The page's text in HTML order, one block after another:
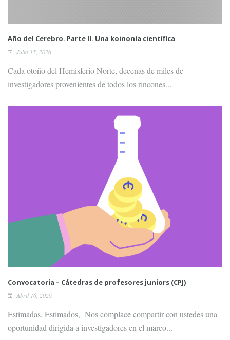
Año del Cerebro. Parte II. Una koinonía científica
Julio 15, 2026
Cada otoño del Hemisferio Norte, decenas de miles de
investigadores provenientes de todos los rincones...
Convocatoria – Cátedras de profesores juniors (CPJ)
Abril 16, 2026
Estimadas, Estimados, Nos complace compartir con ustedes una
oportunidad dirigida a investigadores en el marco...